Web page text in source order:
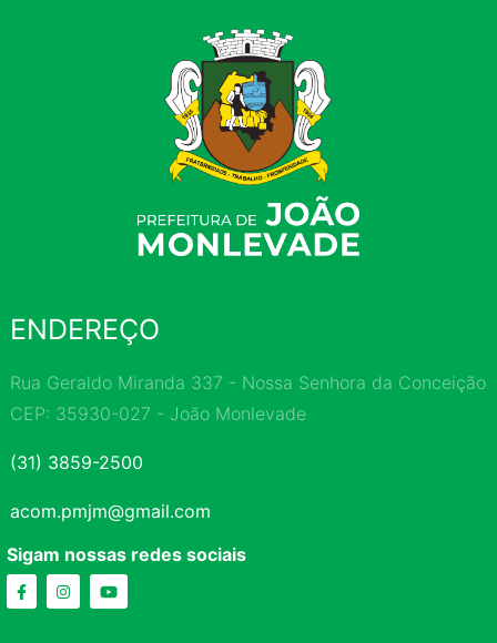
ENDEREÇO
Rua Geraldo Miranda 337 - Nossa Senhora da Conceição
CEP: 35930-027 - João Monlevade
(31) 3859-2500
acom.pmjm@gmail.com
Sigam nossas redes sociais